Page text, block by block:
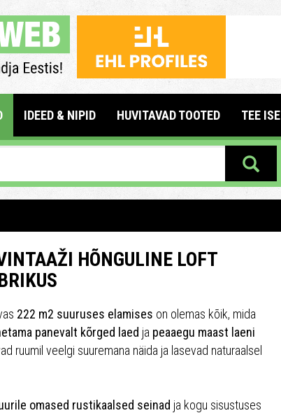
IDEED & NIPID HUVITAVAD TOOTED TEE ISE
HÕNGULINE LOFT
222 m2 suuruses elamises on olemas kõik, mida
panevalt kõrged laed ja peaaegu maast laeni
ruumil veelgi suuremana näida ja lasevad naturaalsel
omased rustikaalsed seinad ja kogu sisustuses